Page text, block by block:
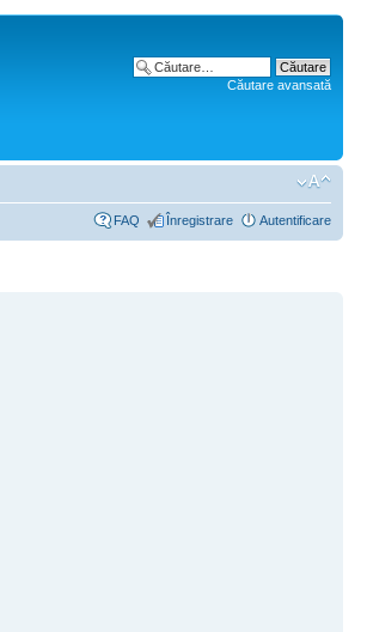
Căutare avansată
FAQ Înregistrare Autentificare